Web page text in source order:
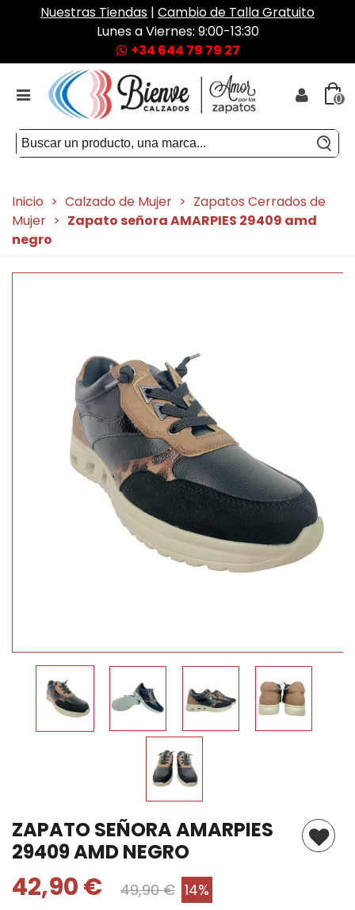
Nuestras Tiendas | Cambio de Talla Gratuito
Lunes a Viernes: 9:00-13:30
+34 644 79 79 27
0
Inicio > Calzado de Mujer > Zapatos Cerrados de
Mujer > Zapato señora AMARPIES 29409 amd
negro
ZAPATO SEÑORA AMARPIES
29409 AMD NEGRO
42,90 € 49,90 € 14%